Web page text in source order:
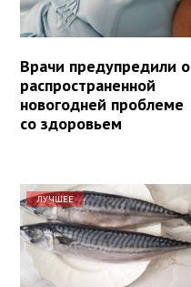
Врачи предупредили о
распространенной
новогодней проблеме
со здоровьем
ЛУЧШЕЕ